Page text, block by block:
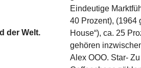
der Welt.
Eindeutige
40 Prozent), (1964
House“), ca. 25
gehören
Alex OOO. Star-